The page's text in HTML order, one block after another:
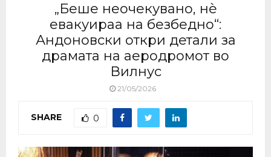
„Беше неочекувано, нè
евакуираа на безбедно“:
Андоновски откри детали за
драмата на аеродромот во
Вилнус
21/05/2026
SHARE 0